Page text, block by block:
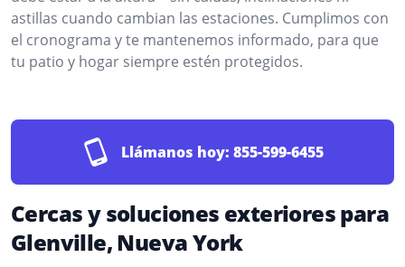
astillas cuando cambian las estaciones. Cumplimos con
el cronograma y te mantenemos informado, para que
tu patio y hogar siempre estén protegidos.
Llámanos hoy: 855-599-6455
Cercas y soluciones exteriores para
Glenville, Nueva York